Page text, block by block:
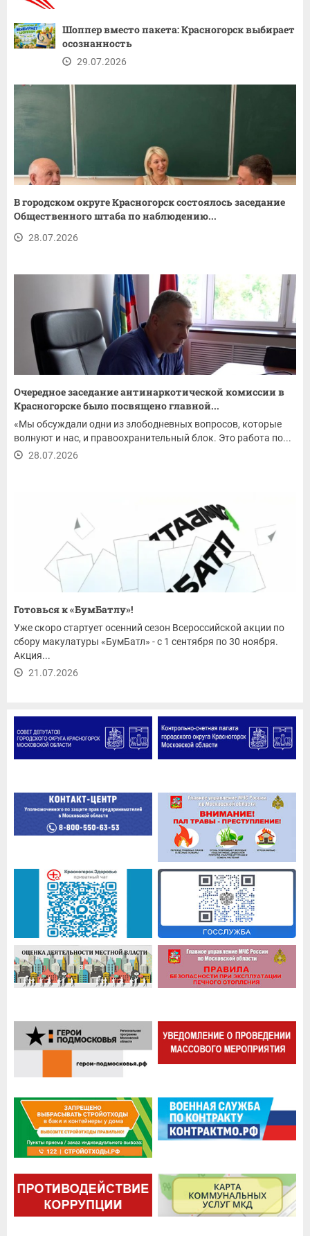
Шоппер вместо пакета: Красногорск выбирает
осознанность
29.07.2026
В городском округе Красногорск состоялось заседание
Общественного штаба по наблюдению...
28.07.2026
Очередное заседание антинаркотической комиссии в
Красногорске было посвящено главной...
«Мы обсуждали одни из злободневных вопросов, которые
волнуют и нас, и правоохранительный блок. Это работа по...
28.07.2026
Готовься к «БумБатлу»!
Уже скоро стартует осенний сезон Всероссийской акции по
сбору макулатуры «БумБатл» - с 1 сентября по 30 ноября.
Акция...
21.07.2026